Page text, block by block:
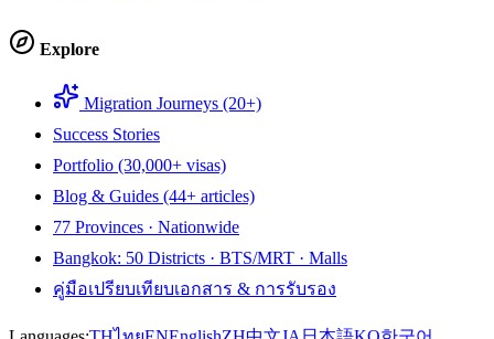
Explore
Migration Journeys (20+)
Success Stories
Portfolio (30,000+ visas)
Blog & Guides (44+ articles)
77 Provinces · Nationwide
Bangkok: 50 Districts · BTS/MRT · Malls
คู่มือเปรียบเทียบเอกสาร & การรับรอง